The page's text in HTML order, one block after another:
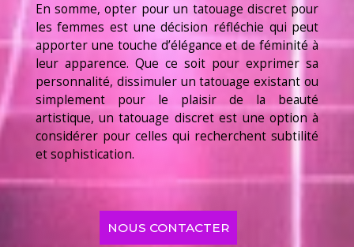
En somme, opter pour un tatouage discret pour
les femmes est une décision réfléchie qui peut
apporter une touche d’élégance et de féminité à
leur apparence. Que ce soit pour exprimer sa
personnalité, dissimuler un tatouage existant ou
simplement pour le plaisir de la beauté
artistique, un tatouage discret est une option à
considérer pour celles qui recherchent subtilité
et sophistication.
NOUS CONTACTER